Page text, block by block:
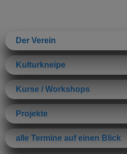
Der Verein
Kulturkneipe
Kurse / Workshops
Projekte
alle Termine auf einen Blick